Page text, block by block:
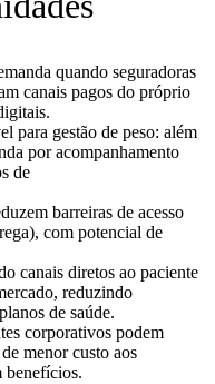
quando seguradoras
canais pagos do próprio
para gestão de peso: além
por acompanhamento
de
barreiras de acesso
com potencial de
canais diretos ao paciente
reduzindo
de saúde.
corporativos podem
menor custo aos
benefícios.